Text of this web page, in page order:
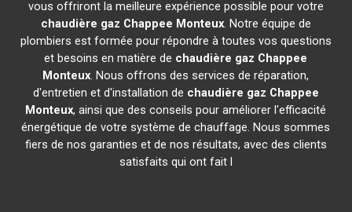
vous offriront la meilleure expérience possible pour votre
chaudière gaz Chappee Monteux. Notre équipe de
plombiers est formée pour répondre à toutes vos questions
et besoins en matière de chaudière gaz Chappee
Monteux. Nous offrons des services de réparation,
d'entretien et d'installation de chaudière gaz Chappee
Monteux, ainsi que des conseils pour améliorer l'efficacité
énergétique de votre système de chauffage. Nous sommes
fiers de nos garanties et de nos résultats, avec des clients
satisfaits qui ont fait l